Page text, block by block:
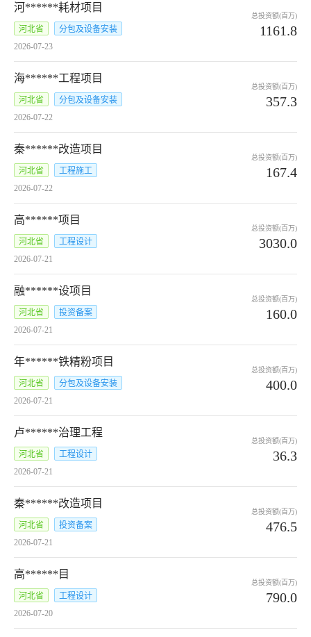
河******耗材项目
河北省
分包及设备安装
2026-07-23
总投资额(百万)
1161.8
海******工程项目
河北省
分包及设备安装
2026-07-22
总投资额(百万)
357.3
秦******改造项目
河北省
工程施工
2026-07-22
总投资额(百万)
167.4
高******项目
河北省
工程设计
2026-07-21
总投资额(百万)
3030.0
融******设项目
河北省
投资备案
2026-07-21
总投资额(百万)
160.0
年******铁精粉项目
河北省
分包及设备安装
2026-07-21
总投资额(百万)
400.0
卢******治理工程
河北省
工程设计
2026-07-21
总投资额(百万)
36.3
秦******改造项目
河北省
投资备案
2026-07-21
总投资额(百万)
476.5
高******目
河北省
工程设计
2026-07-20
总投资额(百万)
790.0